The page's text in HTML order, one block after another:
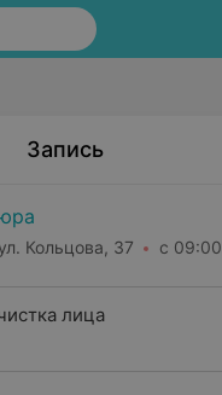
Запись
Кольцова, 37 с 09:00
лица